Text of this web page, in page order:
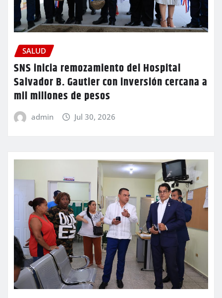
SALUD
SNS inicia remozamiento del Hospital
Salvador B. Gautier con inversión cercana a
mil millones de pesos
admin Jul 30, 2026